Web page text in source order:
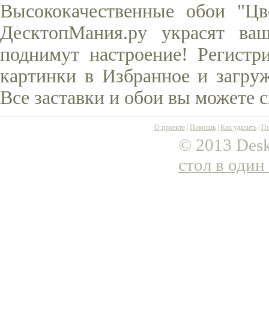
Высококачественные обои
ДесктопМания.ру украсят
поднимут настроение!
картинки в Избранное и
Все заставки и обои вы можете
О проекте Помощь Как удалить
© 2013
стол в